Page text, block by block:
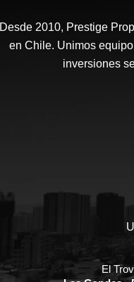
Desde 2010, Prestige
en Chile. Unimos
inversiones
El